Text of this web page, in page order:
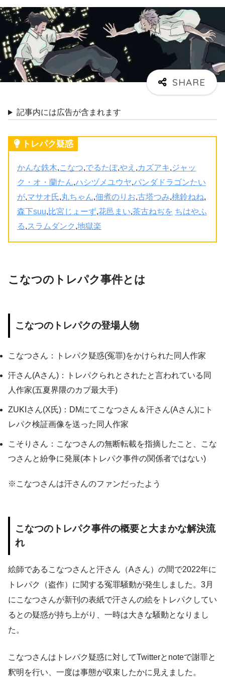
記事内には広告が含まれます
トレパク疑惑
かんな鉄木,こなつ,でるたぽ,やえ ,カズアキ,ジャッ
ク・オ・蘭たん,ハシヅメユウヤ,パンダドラゴンたい
が,マサオ氏,丸ちゃん,佃煮のりお,古塔つみ,桃鈴ねね,
森下suu,比宮じょーず,花邑まい,茶古ねぢを ちはやふ
る,スラムダンク ,地獄楽
こなつのトレパク事件とは
こなつのトレパクの登場人物
こなつさん：トレパク疑惑(冤罪)をかけられた同人作家
汗さん(Aさん)：トレパクられとされたと言われている同
人作家(五夏界隈のカプ最大手)
ZUKIさん(X氏)：DMにてこなつさん＆汗さん(Aさん)にト
レパク検証画像を送った同人作家
こそりさん：こなつさんの無断転載を指摘したこと、こな
つさんと紛争に発展(本トレパク事件の関係者ではない)
※こなつさんは汗さんのファンだったよう
こなつのトレパク事件の概要と大まかな解決流
れ
絵師であるこなつさんと汗さん（Aさん）の間で2022年に
トレパク（盗作）に関する冤罪騒動が発生しました。3月
にこなつさんが新刊の表紙で汗さんの絵をトレパクしてい
るとの疑惑が持ち上がり、一時は大きな騒動となりまし
た。
こなつさんはトレパク疑惑に対してTwitterとnoteで謝罪と
釈明を行い、一度は事態が収束したかに見えました。